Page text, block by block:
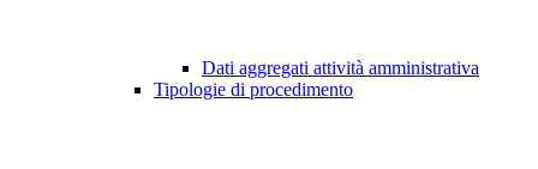
Dati aggregati attività amministrativa
Tipologie di procedimento